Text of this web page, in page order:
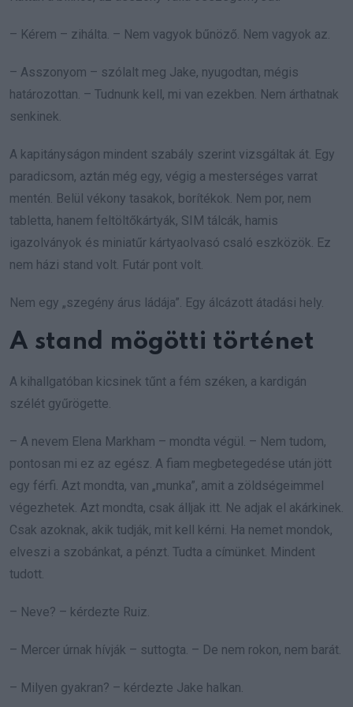
– Kérem – zihálta. – Nem vagyok bűnöző. Nem vagyok az.
– Asszonyom – szólalt meg Jake, nyugodtan, mégis
határozottan. – Tudnunk kell, mi van ezekben. Nem árthatnak
senkinek.
A kapitányságon mindent szabály szerint vizsgáltak át. Egy
paradicsom, aztán még egy, végig a mesterséges varrat
mentén. Belül vékony tasakok, borítékok. Nem por, nem
tabletta, hanem feltöltőkártyák, SIM tálcák, hamis
igazolványok és miniatűr kártyaolvasó csaló eszközök. Ez
nem házi stand volt. Futár pont volt.
Nem egy „szegény árus ládája”. Egy álcázott átadási hely.
A stand mögötti történet
A kihallgatóban kicsinek tűnt a fém széken, a kardigán
szélét gyűrögette.
– A nevem Elena Markham – mondta végül. – Nem tudom,
pontosan mi ez az egész. A fiam megbetegedése után jött
egy férfi. Azt mondta, van „munka”, amit a zöldségeimmel
végezhetek. Azt mondta, csak álljak itt. Ne adjak el akárkinek.
Csak azoknak, akik tudják, mit kell kérni. Ha nemet mondok,
elveszi a szobánkat, a pénzt. Tudta a címünket. Mindent
tudott.
– Neve? – kérdezte Ruiz.
– Mercer úrnak hívják – suttogta. – De nem rokon, nem barát.
– Milyen gyakran? – kérdezte Jake halkan.